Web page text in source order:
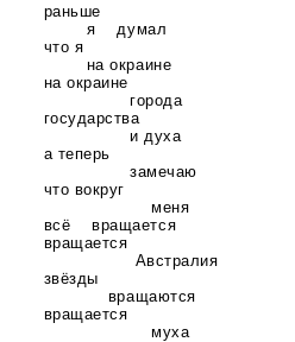
раньше
я думал
что я
на окраине
на окраине
города
государства
и духа
а теперь
замечаю
что вокруг
меня
всё вращается
вращается
Австралия
звёзды
вращаются
вращается
муха